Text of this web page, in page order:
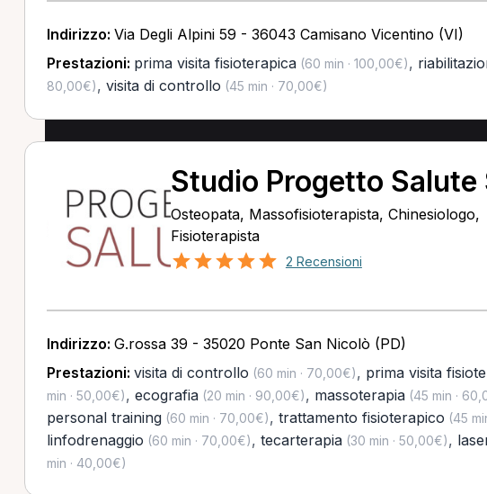
Indirizzo: Via Degli Alpini 59 - 36043 Camisano Vicentino (VI)
Prestazioni: prima visita fisioterapica(60 min · 100,00€),
80,00€), visita di controllo (45 min · 70,00€)
Studio Progetto Salute
Osteopata, Massofisioterapista, Chinesiologo,
Fisioterapista
2 Recensioni
Indirizzo: G.rossa 39 - 35020 Ponte San Nicolò (PD)
Prestazioni: visita di controllo (60 min · 70,00€), prima visita
min · 50,00€), ecografia(20 min · 90,00€), massoterapia(45 min ·
personal training(60 min · 70,00€), trattamento fisioterapico (45
linfodrenaggio (60 min · 70,00€), tecarterapia(30 min · 50,00€),
min · 40,00€)